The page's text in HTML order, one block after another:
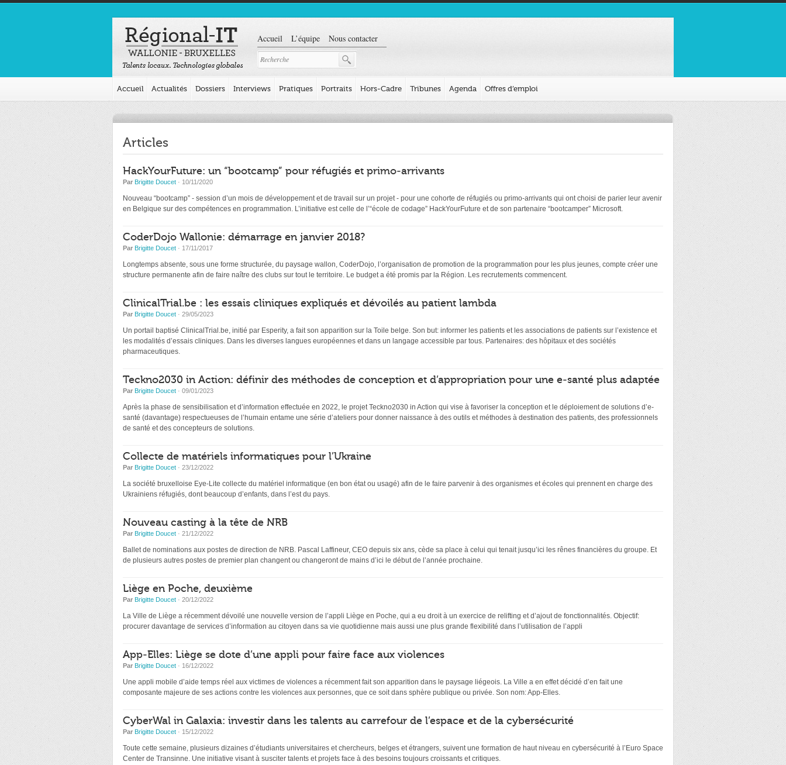
Accueil L’équipe Nous contacter
Accueil Actualités Dossiers Interviews Pratiques Portraits Hors-Cadre Tribunes Agenda Offres d’emploi
Articles
HackYourFuture: un “bootcamp” pour réfugiés et primo-arrivants
Par Brigitte Doucet · 10/11/2020
Nouveau “bootcamp” - session d’un mois de développement et de travail sur un projet - pour une cohorte de réfugiés ou primo-arrivants qui ont choisi de parier leur avenir
en Belgique sur des compétences en programmation. L’initiative est celle de l’“école de codage” HackYourFuture et de son partenaire “bootcamper” Microsoft.
CoderDojo Wallonie: démarrage en janvier 2018?
Par Brigitte Doucet · 17/11/2017
Longtemps absente, sous une forme structurée, du paysage wallon, CoderDojo, l’organisation de promotion de la programmation pour les plus jeunes, compte créer une
structure permanente afin de faire naître des clubs sur tout le territoire. Le budget a été promis par la Région. Les recrutements commencent.
ClinicalTrial.be : les essais cliniques expliqués et dévoilés au patient lambda
Par Brigitte Doucet · 29/05/2023
Un portail baptisé ClinicalTrial.be, initié par Esperity, a fait son apparition sur la Toile belge. Son but: informer les patients et les associations de patients sur l’existence et
les modalités d’essais cliniques. Dans les diverses langues européennes et dans un langage accessible par tous. Partenaires: des hôpitaux et des sociétés
pharmaceutiques.
Teckno2030 in Action: définir des méthodes de conception et d’appropriation pour une e-santé plus adaptée
Par Brigitte Doucet · 09/01/2023
Après la phase de sensibilisation et d’information effectuée en 2022, le projet Teckno2030 in Action qui vise à favoriser la conception et le déploiement de solutions d’e-
santé (davantage) respectueuses de l’humain entame une série d’ateliers pour donner naissance à des outils et méthodes à destination des patients, des professionnels
de santé et des concepteurs de solutions.
Collecte de matériels informatiques pour l’Ukraine
Par Brigitte Doucet · 23/12/2022
La société bruxelloise Eye-Lite collecte du matériel informatique (en bon état ou usagé) afin de le faire parvenir à des organismes et écoles qui prennent en charge des
Ukrainiens réfugiés, dont beaucoup d’enfants, dans l’est du pays.
Nouveau casting à la tête de NRB
Par Brigitte Doucet · 21/12/2022
Ballet de nominations aux postes de direction de NRB. Pascal Laffineur, CEO depuis six ans, cède sa place à celui qui tenait jusqu’ici les rênes financières du groupe. Et
de plusieurs autres postes de premier plan changent ou changeront de mains d’ici le début de l’année prochaine.
Liège en Poche, deuxième
Par Brigitte Doucet · 20/12/2022
La Ville de Liège a récemment dévoilé une nouvelle version de l’appli Liège en Poche, qui a eu droit à un exercice de relifting et d’ajout de fonctionnalités. Objectif:
procurer davantage de services d’information au citoyen dans sa vie quotidienne mais aussi une plus grande flexibilité dans l’utilisation de l’appli
App-Elles: Liège se dote d’une appli pour faire face aux violences
Par Brigitte Doucet · 16/12/2022
Une appli mobile d’aide temps réel aux victimes de violences a récemment fait son apparition dans le paysage liégeois. La Ville a en effet décidé d’en fait une
composante majeure de ses actions contre les violences aux personnes, que ce soit dans sphère publique ou privée. Son nom: App-Elles.
CyberWal in Galaxia: investir dans les talents au carrefour de l’espace et de la cybersécurité
Par Brigitte Doucet · 15/12/2022
Toute cette semaine, plusieurs dizaines d’étudiants universitaires et chercheurs, belges et étrangers, suivent une formation de haut niveau en cybersécurité à l’Euro Space
Center de Transinne. Une initiative visant à susciter talents et projets face à des besoins toujours croissants et critiques.